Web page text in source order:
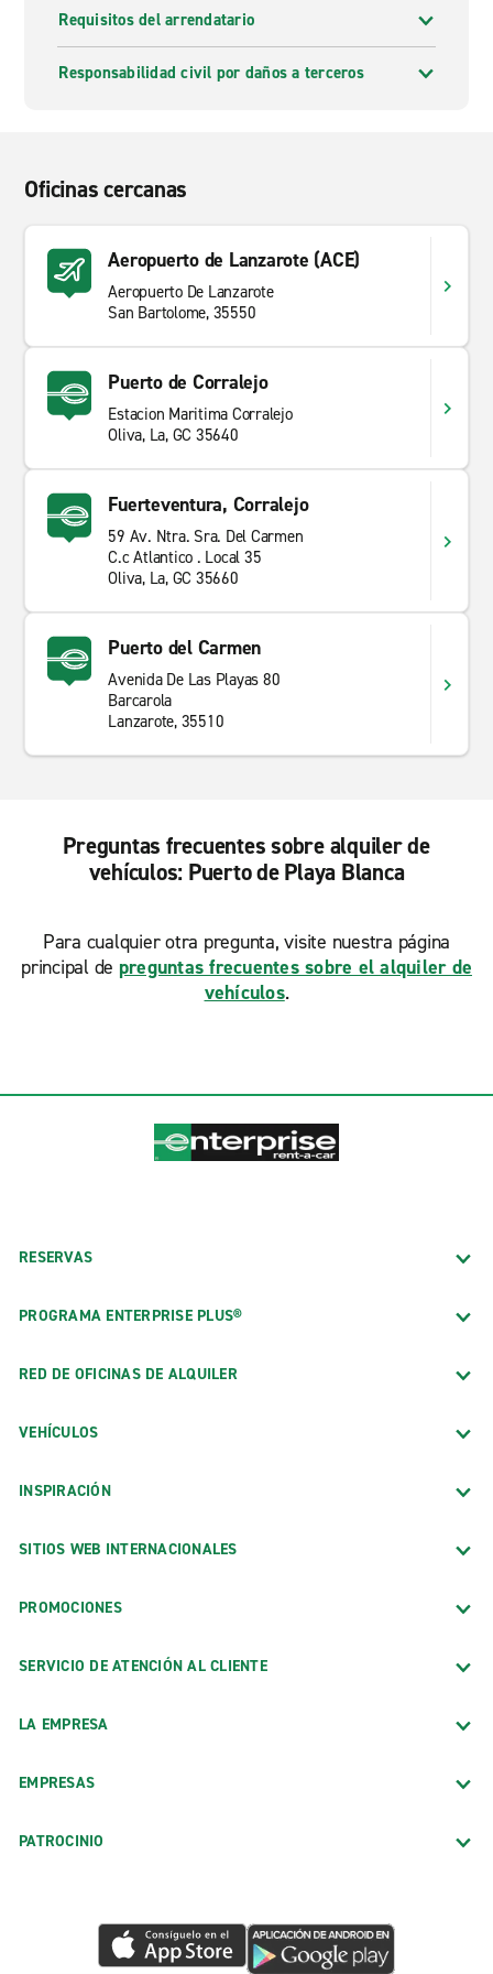
Requisitos del arrendatario
Responsabilidad civil por daños a terceros
Oficinas cercanas
Aeropuerto de Lanzarote (ACE)
Aeropuerto De Lanzarote
San Bartolome, 35550
Puerto de Corralejo
Estacion Maritima Corralejo
Oliva, La, GC 35640
Fuerteventura, Corralejo
59 Av. Ntra. Sra. Del Carmen
C.c Atlantico . Local 35
Oliva, La, GC 35660
Puerto del Carmen
Avenida De Las Playas 80
Barcarola
Lanzarote, 35510
Preguntas frecuentes sobre alquiler de
vehículos: Puerto de Playa Blanca
Para cualquier otra pregunta, visite nuestra página
principal de preguntas frecuentes sobre el alquiler de
vehículos.
RESERVAS
PROGRAMA ENTERPRISE PLUS®
RED DE OFICINAS DE ALQUILER
VEHÍCULOS
INSPIRACIÓN
SITIOS WEB INTERNACIONALES
PROMOCIONES
SERVICIO DE ATENCIÓN AL CLIENTE
LA EMPRESA
EMPRESAS
PATROCINIO